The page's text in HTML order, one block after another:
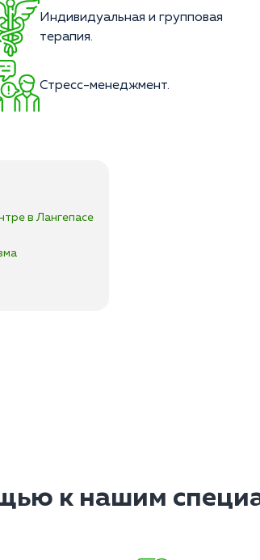
Индивидуальная и групповая
терапия.
Стресс-менеджмент.
в Лангепасе
к нашим